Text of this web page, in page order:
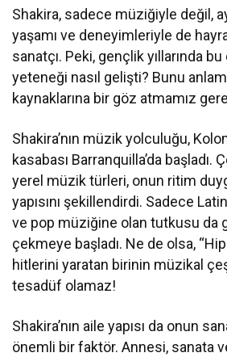
Shakira, sadece müziğiyle değil,
yaşamı ve deneyimleriyle de
sanatçı. Peki, gençlik yıllarında
yeteneği nasıl gelişti? Bunu
kaynaklarına bir göz atmamız
Shakira’nın müzik yolculuğu,
kasabası Barranquilla’da başladı.
yerel müzik türleri, onun ritim
yapısını şekillendirdi. Sadece
ve pop müziğine olan tutkusu da
çekmeye başladı. Ne de olsa,
hitlerini yaratan birinin müzikal
tesadüf olamaz!
Shakira’nın aile yapısı da onun
önemli bir faktör. Annesi, sanata